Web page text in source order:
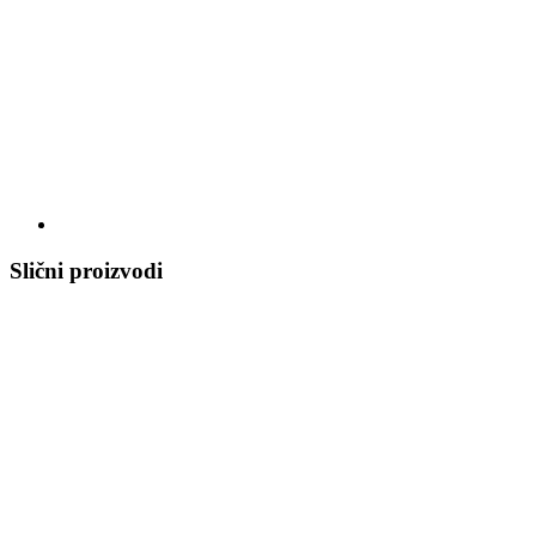
Slični proizvodi